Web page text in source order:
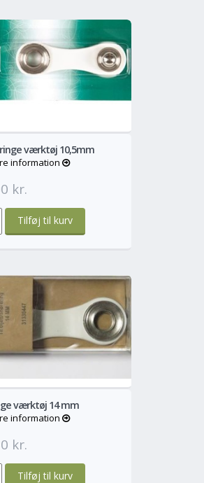
Mere
værktøj 10,5mm
information
kr.
Mere
værktøj 14 mm
information
kr.